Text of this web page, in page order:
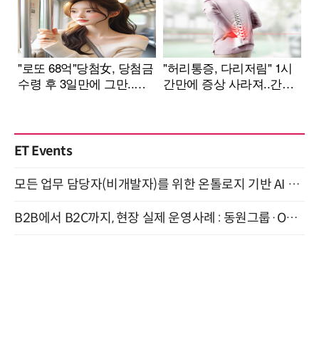
ET Events
모든 업무 담당자(비개발자)를 위한 온톨로지 기반 AI 지식체계 설계 1-day 워크숍 8월 20일 개최
B2B에서 B2C까지, 현장 실제 운영사례 : 동원그룹·OCI·다이닝브랜즈그룹·당근 (8/27)